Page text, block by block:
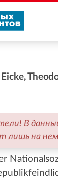
В
лишь на